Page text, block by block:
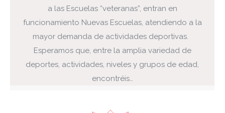
a las Escuelas “veteranas”, entran en
funcionamiento Nuevas Escuelas, atendiendo a la
mayor demanda de actividades deportivas.
Esperamos que, entre la amplia variedad de
deportes, actividades, niveles y grupos de edad,
encontréis…